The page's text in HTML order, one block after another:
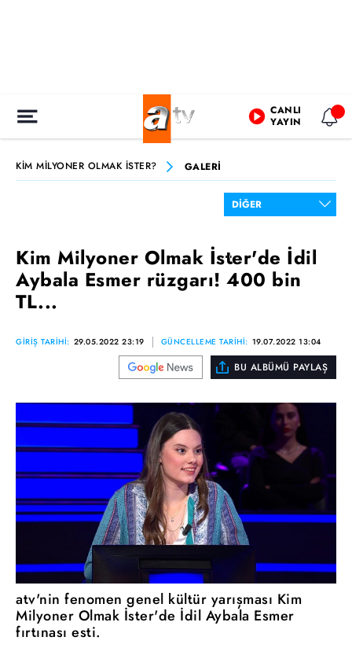
CANLI
YAYIN
KİM MİLYONER OLMAK İSTER? GALERİ
Kim Milyoner Olmak İster'de İdil
Aybala Esmer rüzgarı! 400 bin
TL...
GİRİŞ TARİHİ: 29.05.2022 23:19 GÜNCELLEME TARİHİ: 19.07.2022 13:04
BU ALBÜMÜ PAYLAŞ
atv'nin fenomen genel kültür yarışması Kim
Milyoner Olmak İster'de İdil Aybala Esmer
fırtınası esti.